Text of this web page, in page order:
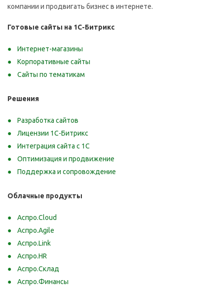
компании и продвигать бизнес в интернете.
Готовые сайты на 1С-Битрикс
Интернет-магазины
Корпоративные сайты
Сайты по тематикам
Решения
Разработка сайтов
Лицензии 1С-Битрикс
Интеграция сайта с 1С
Оптимизация и продвижение
Поддержка и сопровождение
Облачные продукты
Аспро.Cloud
Аспро.Agile
Аспро.Link
Аспро.HR
Аспро.Склад
Аспро.Финансы